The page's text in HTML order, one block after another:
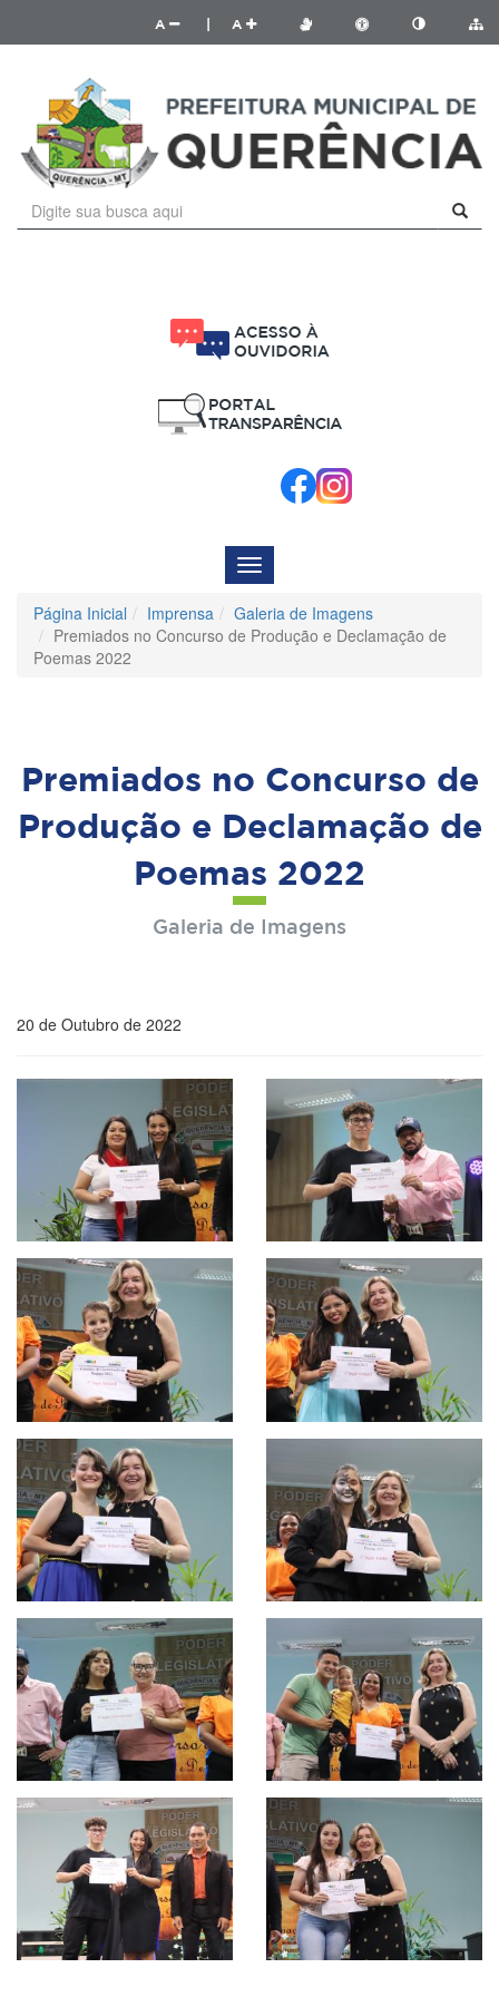
A A
Menu
de
Navegação
Página Inicial Imprensa
Galeria de Imagens
Premiados no Concurso de Produção e Declamação de
Poemas 2022
Premiados no Concurso de
Produção e Declamação de
Poemas 2022
Galeria de Imagens
20 de Outubro de 2022